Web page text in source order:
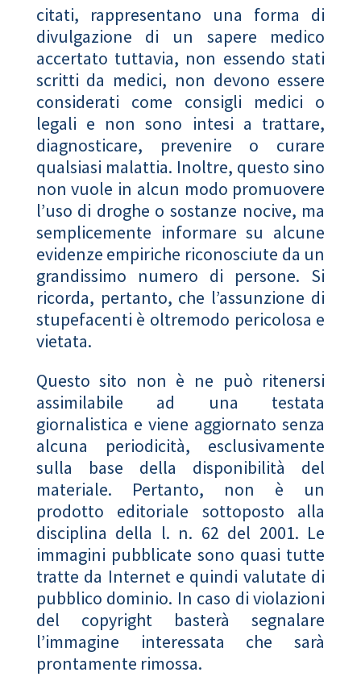
citati, rappresentano una forma di
divulgazione di un sapere medico
accertato tuttavia, non essendo stati
scritti da medici, non devono essere
considerati come consigli medici o
legali e non sono intesi a trattare,
diagnosticare, prevenire o curare
qualsiasi malattia. Inoltre, questo sino
non vuole in alcun modo promuovere
l’uso di droghe o sostanze nocive, ma
semplicemente informare su alcune
evidenze empiriche riconosciute da un
grandissimo numero di persone. Si
ricorda, pertanto, che l’assunzione di
stupefacenti è oltremodo pericolosa e
vietata.
Questo sito non è ne può ritenersi
assimilabile ad una testata
giornalistica e viene aggiornato senza
alcuna periodicità, esclusivamente
sulla base della disponibilità del
materiale. Pertanto, non è un
prodotto editoriale sottoposto alla
disciplina della l. n. 62 del 2001. Le
immagini pubblicate sono quasi tutte
tratte da Internet e quindi valutate di
pubblico dominio. In caso di violazioni
del copyright basterà segnalare
l’immagine interessata che sarà
prontamente rimossa.